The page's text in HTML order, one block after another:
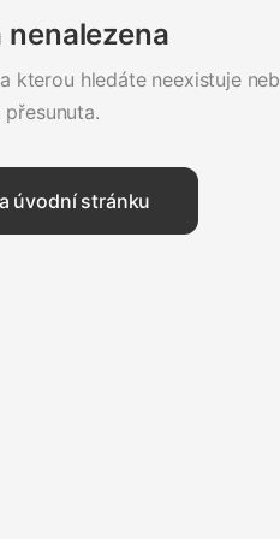
nenalezena
kterou hledáte neexistuje
přesunuta.
úvodní stránku